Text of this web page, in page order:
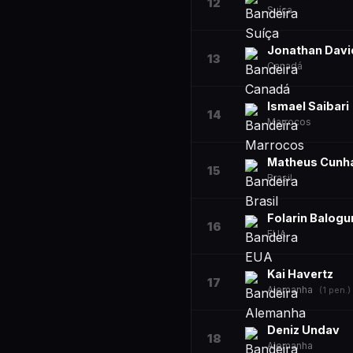
Suíça
13
Jonathan
Canadá
14
Ismael Saibari
Marrocos
15
Matheus
Brasil
16
Folarin
EUA
17
Kai Havertz
Alemanha (1 pen.)
18
Deniz Undav
Alemanha